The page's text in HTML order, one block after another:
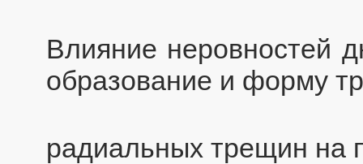
Влияние неровностей
образование и форму
радиальных трещин на